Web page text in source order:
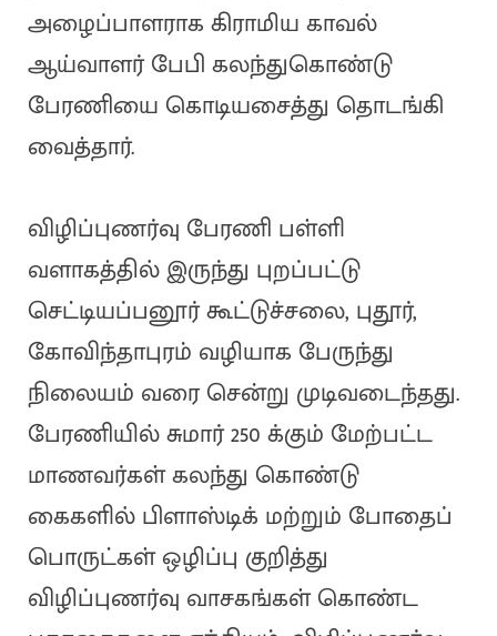
அழைப்பாளராக கிராமிய காவல்
ஆய்வாளர் பேபி கலந்துகொண்டு
பேரணியை கொடியசைத்து தொடங்கி
வைத்தார்.
விழிப்புணர்வு பேரணி பள்ளி
வளாகத்தில் இருந்து புறப்பட்டு
செட்டியப்பனூர் கூட்டுச்சலை, புதூர்,
கோவிந்தாபுரம் வழியாக பேருந்து
நிலையம் வரை சென்று முடிவடைந்தது.
பேரணியில் சுமார் 250 க்கும் மேற்பட்ட
மாணவர்கள் கலந்து கொண்டு
கைகளில் பிளாஸ்டிக் மற்றும் போதைப்
பொருட்கள் ஒழிப்பு குறித்து
விழிப்புணர்வு வாசகங்கள் கொண்ட